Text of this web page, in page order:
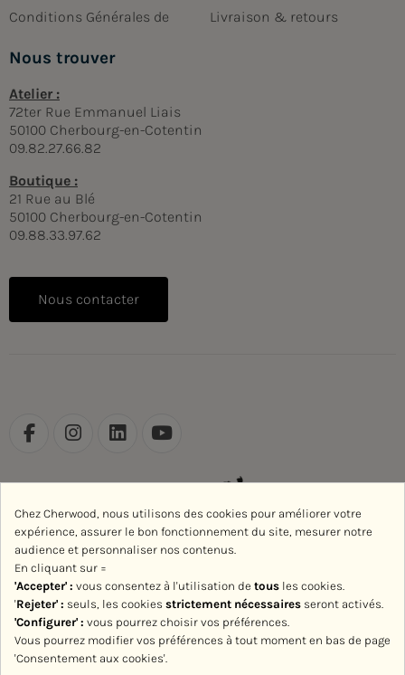
Conditions Générales de
Livraison & retours
Nous trouver
Atelier :
72ter Rue Emmanuel Liais
50100 Cherbourg-en-Cotentin
09.82.27.66.82
Boutique :
21 Rue au Blé
50100 Cherbourg-en-Cotentin
09.88.33.97.62
Nous contacter
Chez Cherwood, nous utilisons des cookies pour améliorer votre
expérience, assurer le bon fonctionnement du site, mesurer notre
audience et personnaliser nos contenus.
En cliquant sur =
'Accepter' : vous consentez à l'utilisation de tous les cookies.
'Rejeter' : seuls, les cookies strictement nécessaires seront activés.
'Configurer' : vous pourrez choisir vos préférences.
Vous pourrez modifier vos préférences à tout moment en bas de page
'Consentement aux cookies'.